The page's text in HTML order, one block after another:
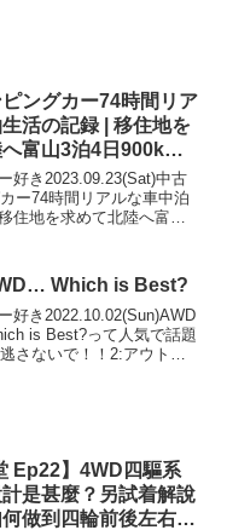
ングカー74時間リア
活の記録 | 移住地を
富山3泊4日900km
好き2023.09.23(Sat)中古
ー74時間リアルな車中泊
住地を求めて北陸へ富山3
Which is Best?
好き2022.10.02(Sun)AWD
is Best?って人気で話題
さないで！！2:アウトド
Ep22】4WD四驅系
是甚麼？另試着解說
做到四輪前後左右動